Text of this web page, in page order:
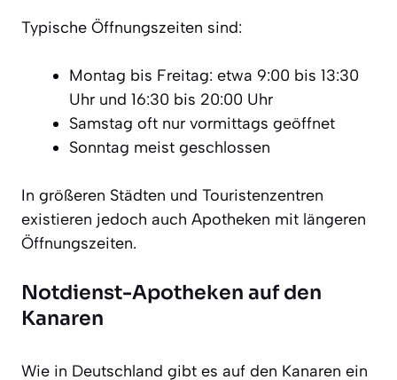
Typische Öffnungszeiten sind:
Montag bis Freitag: etwa 9:00 bis 13:30
Uhr und 16:30 bis 20:00 Uhr
Samstag oft nur vormittags geöffnet
Sonntag meist geschlossen
In größeren Städten und Touristenzentren
existieren jedoch auch Apotheken mit längeren
Öffnungszeiten.
Notdienst-Apotheken auf den
Kanaren
Wie in Deutschland gibt es auf den Kanaren ein